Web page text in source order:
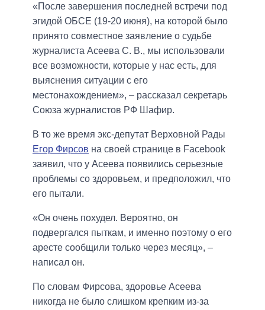
«После завершения последней встречи под
эгидой ОБСЕ (19-20 июня), на которой было
принято совместное заявление о судьбе
журналиста Асеева С. В., мы использовали
все возможности, которые у нас есть, для
выяснения ситуации с его
местонахождением», – рассказал секретарь
Союза журналистов РФ Шафир.
В то же время экс-депутат Верховной Рады
Егор Фирсов на своей странице в Facebook
заявил, что у Асеева появились серьезные
проблемы со здоровьем, и предположил, что
его пытали.
«Он очень похудел. Вероятно, он
подвергался пыткам, и именно поэтому о его
аресте сообщили только через месяц», –
написал он.
По словам Фирсова, здоровье Асеева
никогда не было слишком крепким из-за